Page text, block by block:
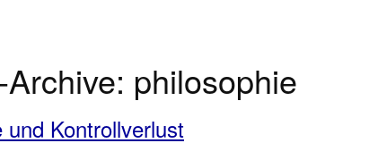
philosophie
Kontrollverlust